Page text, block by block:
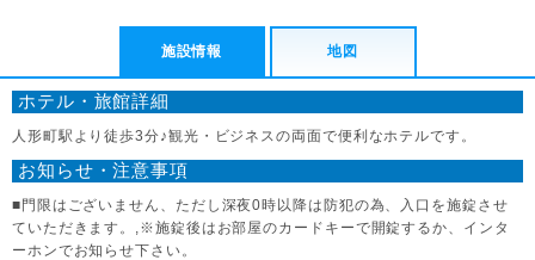
施設情報 地図
ホテル・旅館詳細
人形町駅より徒歩3分♪観光・ビジネスの両面で便利なホテルです。
お知らせ・注意事項
■門限はございません、ただし深夜0時以降は防犯の為、入口を施錠させ
ていただきます。,※施錠後はお部屋のカードキーで開錠するか、インタ
ーホンでお知らせ下さい。